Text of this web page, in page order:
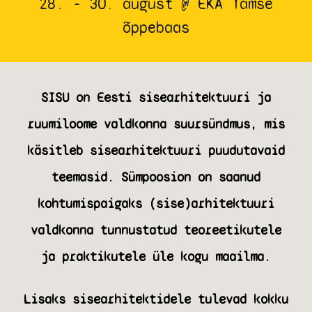
28. - 30. august @ EKA Tamse
õppebaas
SISU on Eesti sisearhitektuuri ja
ruumiloome valdkonna suursündmus, mis
käsitleb sisearhitektuuri puudutavaid
teemasid. Sümpoosion on saanud
kohtumispaigaks (sise)arhitektuuri
valdkonna tunnustatud teoreetikutele
ja praktikutele üle kogu maailma.
Lisaks sisearhitektidele tulevad kokku